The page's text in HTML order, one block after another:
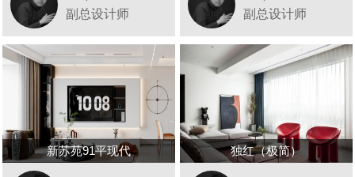
副总设计师
副总设计师
新苏苑91平现代 独红（极简）